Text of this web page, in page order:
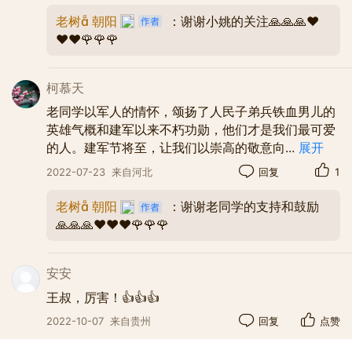
抗日战争，以救国图存为重，民族大局为重，和平
处置“西安事变”，赴敌巢穴“重庆谈判”，开辟了全民
抗战的光明前景。这支队伍忍痛脱掉红军的服装，
八路军新四军，开赴抗日战场。敌后抗战搞得水起
风生，各种灵活战法配合主战场，迟滞敌人进攻，
使日寇心神不定。在斗争中发展壮大自己，得到人
民群众的拥护和响应，经过八年艰苦抗战，以日寇
党的号令，是党和人民解放全中国的力量支撑，他
们挺进大别山逐鹿中原，“三大战役”，跨长江、端敌
巢，一鼓作气占领南京，将400多万全副武装的国
民党军队几近消灭干净。共和国诞生，是这支人民
老树 朝阳
：谢谢小姚的关注🙏🙏🙏❤️
❤️❤️🌹🌹🌹
柯慕天
老同学以军人的情怀，颂扬了人民子弟兵铁血男儿的
英雄气概和建军以来不朽功勋，他们才是我们最可爱
的人。建军节将至，让我们以崇高的敬意向... 展开
2022-07-23 来自河北 回复 1
老树 朝阳
：谢谢老同学的支持和鼓励
🙏🙏🙏❤️❤️❤️🌹🌹🌹
安安
王叔，厉害！👍👍👍
2022-10-07 来自贵州 回复 点赞